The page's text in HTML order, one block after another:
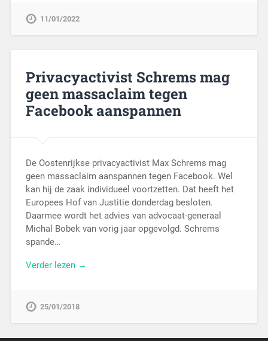
11/01/2022
Privacyactivist Schrems mag
geen massaclaim tegen
Facebook aanspannen
De Oostenrijkse privacyactivist Max Schrems mag
geen massaclaim aanspannen tegen Facebook. Wel
kan hij de zaak individueel voortzetten. Dat heeft het
Europees Hof van Justitie donderdag besloten.
Daarmee wordt het advies van advocaat-generaal
Michal Bobek van vorig jaar opgevolgd. Schrems
spande…
Verder lezen →
25/01/2018